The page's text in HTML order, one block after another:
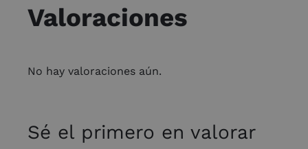
Valoraciones
No hay valoraciones aún.
Sé el primero en valorar